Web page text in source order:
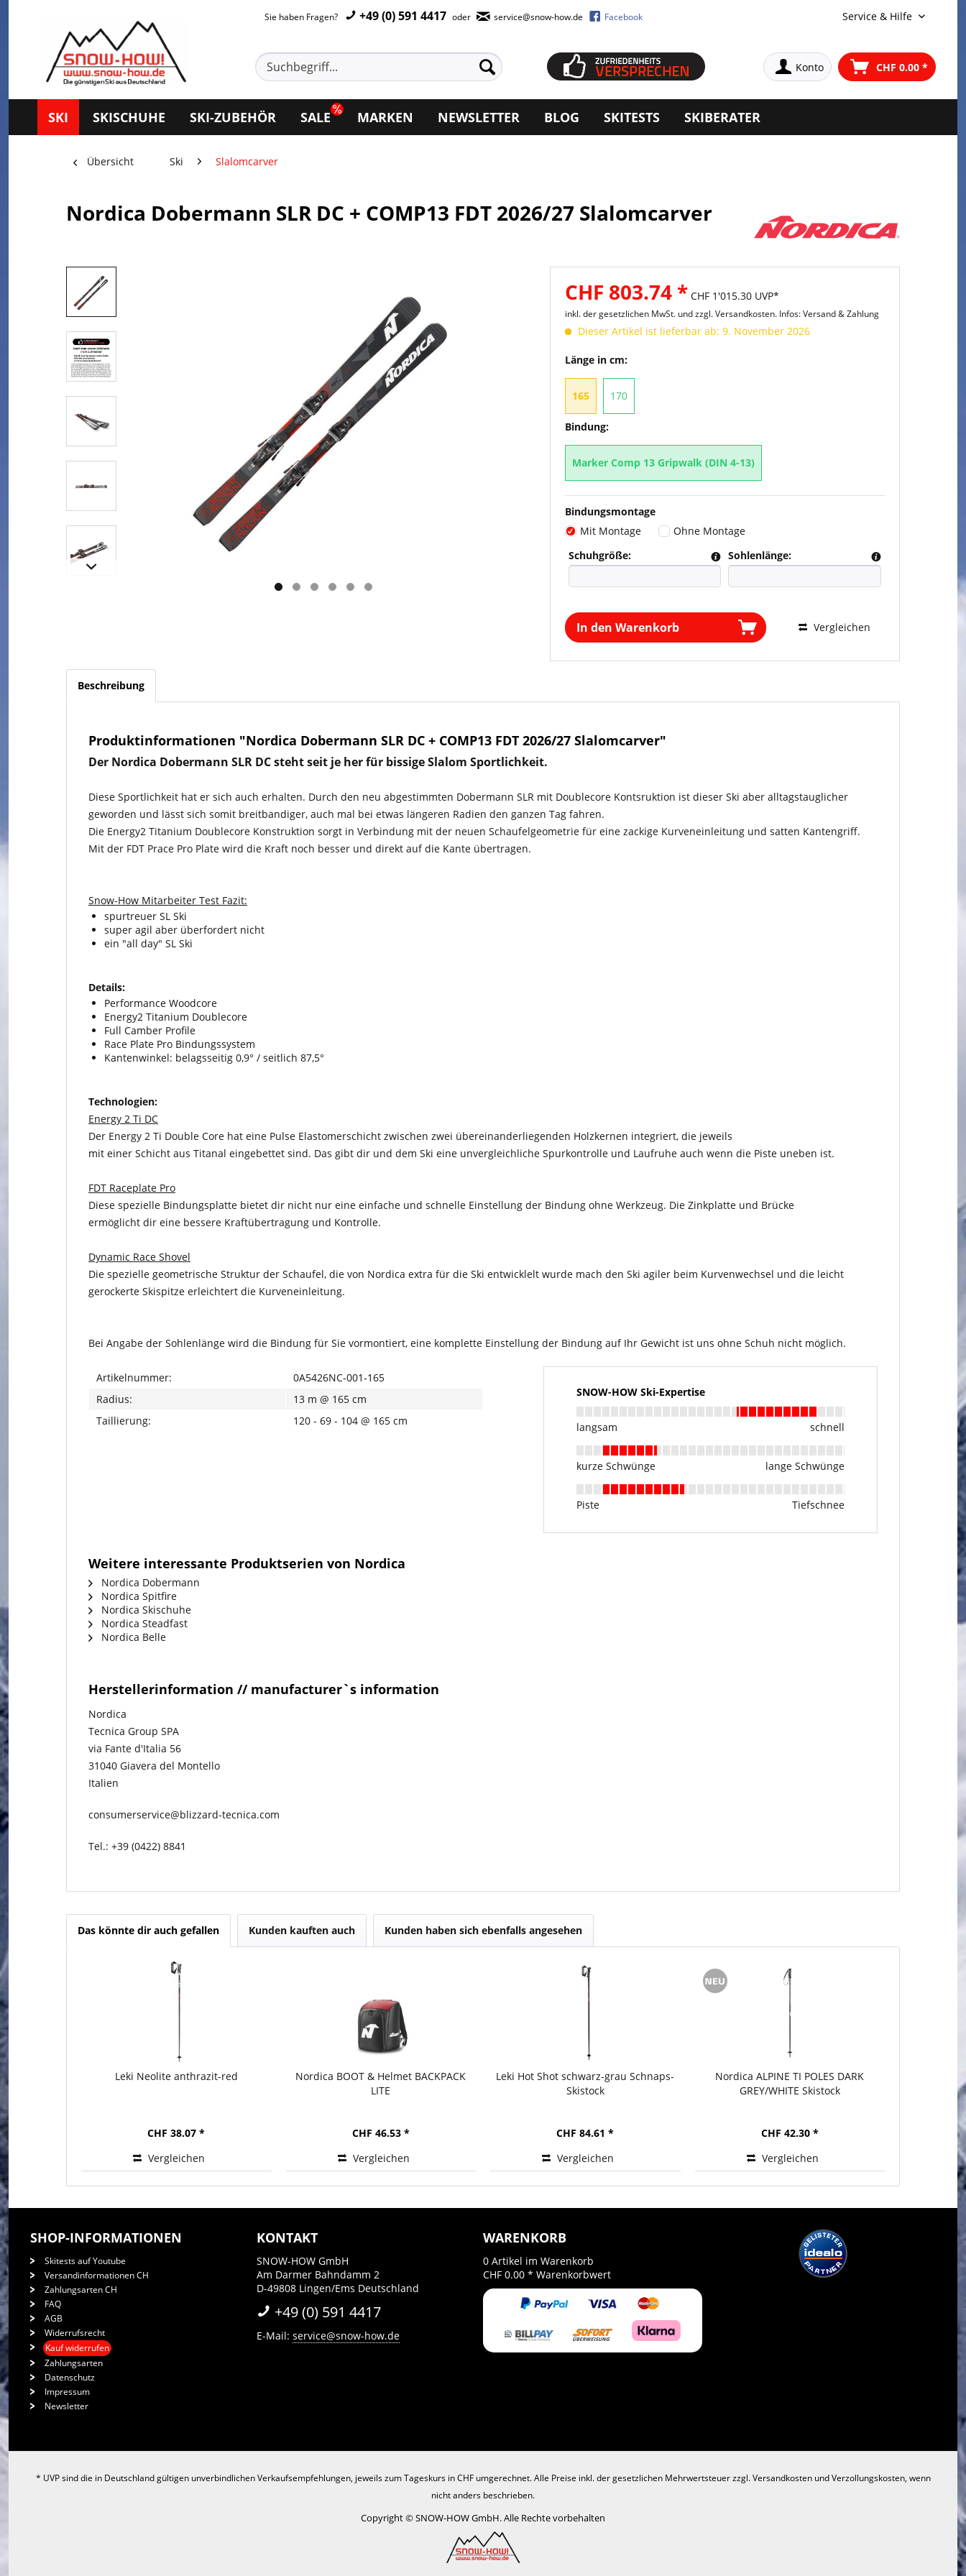
Sie haben Fragen? +49 (0) 591 4417 oder service@snow-how.de Facebook Service & Hilfe
Konto CHF 0.00 *
SKI SKISCHUHE SKI-ZUBEHÖR SALE MARKEN NEWSLETTER BLOG SKITESTS SKIBERATER
Übersicht Ski Slalomcarver
Nordica Dobermann SLR DC + COMP13 FDT 2026/27 Slalomcarver
CHF 803.74 * CHF 1'015.30 UVP*
inkl. der gesetzlichen MwSt. undzzgl. Versandkosten. Infos: Versand & Zahlung
Dieser Artikel ist lieferbar ab: 9. November 2026
Länge in cm:
165 170
Bindung:
Marker Comp 13 Gripwalk (DIN 4-13)
Bindungsmontage
Mit Montage
Ohne Montage
Schuhgröße:
Sohlenlänge:
In den Warenkorb Vergleichen
Beschreibung
Produktinformationen "Nordica Dobermann SLR DC + COMP13 FDT 2026/27 Slalomcarver"
Der Nordica Dobermann SLR DC steht seit je her für bissige Slalom Sportlichkeit.
Diese Sportlichkeit hat er sich auch erhalten. Durch den neu abgestimmten Dobermann SLR mit Doublecore Kontsruktion ist dieser Ski aber alltagstauglicher
geworden und lässt sich somit breitbandiger, auch mal bei etwas längeren Radien den ganzen Tag fahren.
Die Energy2 Titanium Doublecore Konstruktion sorgt in Verbindung mit der neuen Schaufelgeometrie für eine zackige Kurveneinleitung und satten Kantengriff.
Mit der FDT Prace Pro Plate wird die Kraft noch besser und direkt auf die Kante übertragen.
Snow-How Mitarbeiter Test Fazit:
spurtreuer SL Ski
super agil aber überfordert nicht
ein "all day" SL Ski
Details:
Performance Woodcore
Energy2 Titanium Doublecore
Full Camber Profile
Race Plate Pro Bindungssystem
Kantenwinkel: belagsseitig 0,9° / seitlich 87,5°
Technologien:
Energy 2 Ti DC
Der Energy 2 Ti Double Core hat eine Pulse Elastomerschicht zwischen zwei übereinanderliegenden Holzkernen integriert, die jeweils
mit einer Schicht aus Titanal eingebettet sind. Das gibt dir und dem Ski eine unvergleichliche Spurkontrolle und Laufruhe auch wenn die Piste uneben ist.
FDT Raceplate Pro
Diese spezielle Bindungsplatte bietet dir nicht nur eine einfache und schnelle Einstellung der Bindung ohne Werkzeug. Die Zinkplatte und Brücke
ermöglicht dir eine bessere Kraftübertragung und Kontrolle.
Dynamic Race Shovel
Die spezielle geometrische Struktur der Schaufel, die von Nordica extra für die Ski entwicklelt wurde mach den Ski agiler beim Kurvenwechsel und die leicht
gerockerte Skispitze erleichtert die Kurveneinleitung.
Bei Angabe der Sohlenlänge wird die Bindung für Sie vormontiert, eine komplette Einstellung der Bindung auf Ihr Gewicht ist uns ohne Schuh nicht möglich.
Artikelnummer:
0A5426NC-001-165
Radius:
13 m @ 165 cm
Taillierung:
120 - 69 - 104 @ 165 cm
SNOW-HOW Ski-Expertise
langsam schnell
kurze Schwünge lange Schwünge
Piste Tiefschnee
Weitere interessante Produktserien von Nordica
Nordica Dobermann
Nordica Spitfire
Nordica Skischuhe
Nordica Steadfast
Nordica Belle
Herstellerinformation // manufacturer`s information
Nordica
Tecnica Group SPA
via Fante d'Italia 56
31040 Giavera del Montello
Italien
consumerservice@blizzard-tecnica.com
Tel.: +39 (0422) 8841
Das könnte dir auch gefallen Kunden kauften auch Kunden haben sich ebenfalls angesehen
Leki Neolite anthrazit-red
CHF 38.07 *
Vergleichen
Nordica BOOT & Helmet BACKPACK
LITE
CHF 46.53 *
Vergleichen
Leki Hot Shot schwarz-grau Schnaps-
Skistock
CHF 84.61 *
Vergleichen
Nordica ALPINE TI POLES DARK
GREY/WHITE Skistock
CHF 42.30 *
Vergleichen
SHOP-INFORMATIONEN
Skitests auf Youtube
Versandinformationen CH
Zahlungsarten CH
FAQ
AGB
Widerrufsrecht
Kauf widerrufen
Zahlungsarten
Datenschutz
Impressum
Newsletter
KONTAKT
SNOW-HOW GmbH
Am Darmer Bahndamm 2
D-49808 Lingen/Ems Deutschland
+49 (0) 591 4417
E-Mail: service@snow-how.de
WARENKORB
0 Artikel im Warenkorb
CHF 0.00 * Warenkorbwert
* UVP sind die in Deutschland gültigen unverbindlichen Verkaufsempfehlungen, jeweils zum Tageskurs in CHF umgerechnet. Alle Preise inkl. der gesetzlichen Mehrwertsteuer zzgl.Versandkostenund Verzollungskosten, wenn
nicht anders beschrieben.
Copyright © SNOW-HOW GmbH. Alle Rechte vorbehalten